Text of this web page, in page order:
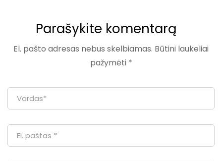
neveikia
tinkamiausią?
Parašykite komentarą
El. pašto adresas nebus skelbiamas. Būtini laukeliai
pažymėti *